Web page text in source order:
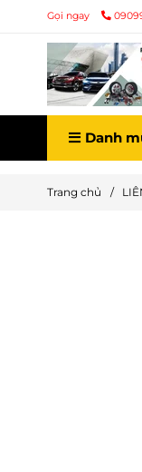
Gọi ngay
Danh
Trang chủ /